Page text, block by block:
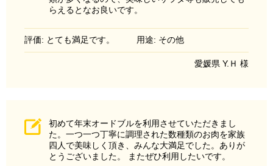
らえるとなお良いです。
評価: とても満足です。 用途: その他
愛媛県 Y.Ｈ 様
初めて年末オードブルを利用させていただきまし
た。一つ一つ丁寧に調理された数種類のお肉を家族
四人で美味しく頂き、みんな大満足でした。ありが
とうございました。 またぜひ利用したいです。